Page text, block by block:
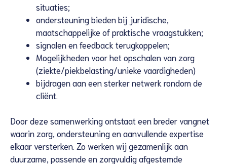
situaties;
ondersteuning bieden bij juridische,
maatschappelijke of praktische vraagstukken;
signalen en feedback terugkoppelen;
Mogelijkheden voor het opschalen van zorg
(ziekte/piekbelasting/unieke vaardigheden)
bijdragen aan een sterker netwerk rondom de
cliënt.
Door deze samenwerking ontstaat een breder vangnet
waarin zorg, ondersteuning en aanvullende expertise
elkaar versterken. Zo werken wij gezamenlijk aan
duurzame, passende en zorgvuldig afgestemde